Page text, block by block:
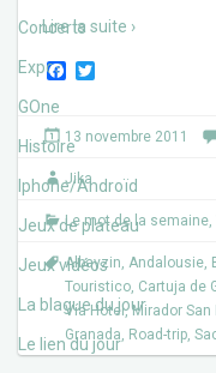
Concerts
Expos
GOne
Histoire
Iphone/Androïd
Jeux de plateau
Jeux vidéos
La blague du jour
Le lien du jour
Lire la suite ›
F
e
b
o
t
r
13 novembre 2011
Jika
Le mot de la semaine,
Albayzin, Andalousie,
Touristico, Cartuja de
Vía Hotel,Mirador San
Granada, Road-trip,